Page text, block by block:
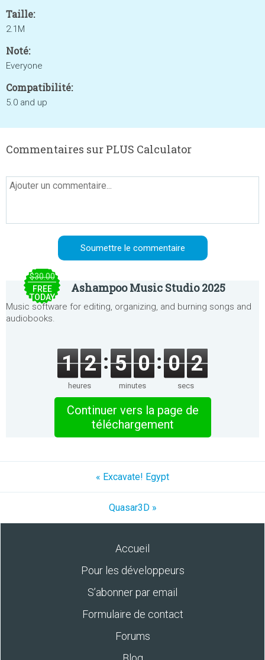
Taille:
2.1M
Noté:
Everyone
Compatibilité:
5.0 and up
Commentaires sur PLUS Calculator
$30.00
FREE
TODAY
Ashampoo Music Studio 2025
Music software for editing, organizing, and burning songs and
audiobooks.
1 2
heures
5 0
minutes
0 1
secs
Continuer vers la page de
téléchargement
« Excavate! Egypt
Quasar3D »
Accueil
Pour les développeurs
S’abonner par email
Formulaire de contact
Forums